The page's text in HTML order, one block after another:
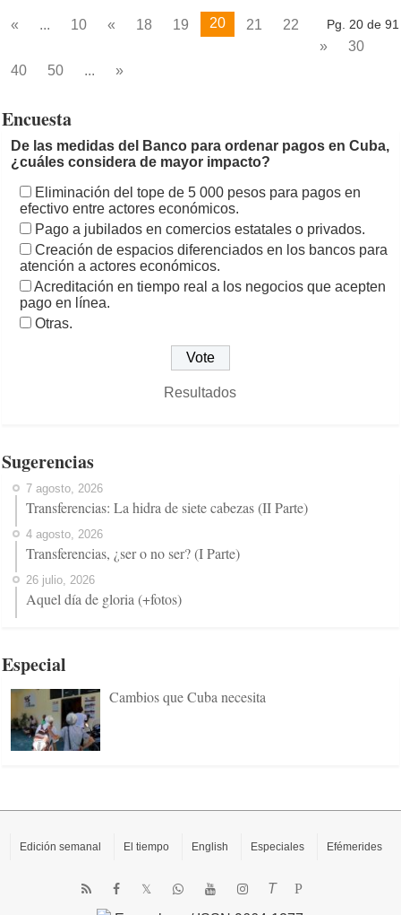
Pg. 20 de 91
« ... 10 « 18 19 20 21
22
»
30
40
50 ... »
Encuesta
De las medidas del Banco para ordenar pagos en Cuba,
¿cuáles considera de mayor impacto?
Eliminación del tope de 5 000 pesos para pagos en
efectivo entre actores económicos.
Pago a jubilados en comercios estatales o privados.
Creación de espacios diferenciados en los bancos para
atención a actores económicos.
Acreditación en tiempo real a los negocios que acepten
pago en línea.
Otras.
Resultados
Sugerencias
7 agosto, 2026
Transferencias: La hidra de siete cabezas (II Parte)
4 agosto, 2026
Transferencias, ¿ser o no ser? (I Parte)
26 julio, 2026
Aquel día de gloria (+fotos)
Especial
Cambios que Cuba necesita
Edición semanal El tiempo English Especiales Efémerides
T P